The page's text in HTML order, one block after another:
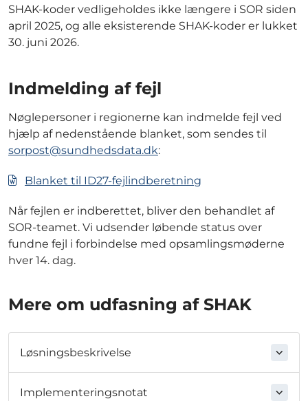
SHAK-koder vedligeholdes ikke længere i SOR siden
april 2025, og alle eksisterende SHAK-koder er lukket
30. juni 2026.
Indmelding af fejl
Nøglepersoner i regionerne kan indmelde fejl ved
hjælp af nedenstående blanket, som sendes til
sorpost@sundhedsdata.dk:
Blanket til ID27-fejlindberetning
Når fejlen er indberettet, bliver den behandlet af
SOR-teamet. Vi udsender løbende status over
fundne fejl i forbindelse med opsamlingsmøderne
hver 14. dag.
Mere om udfasning af SHAK
Løsningsbeskrivelse
Implementeringsnotat